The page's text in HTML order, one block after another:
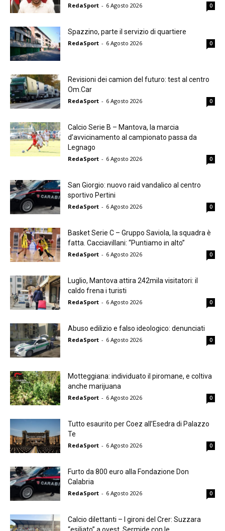
RedaSport - 6 Agosto 2026 0
Spazzino, parte il servizio di quartiere
RedaSport - 6 Agosto 2026 0
Revisioni dei camion del futuro: test al centro
Om.Car
RedaSport - 6 Agosto 2026 0
Calcio Serie B – Mantova, la marcia
d’avvicinamento al campionato passa da
Legnago
RedaSport - 6 Agosto 2026 0
San Giorgio: nuovo raid vandalico al centro
sportivo Pertini
RedaSport - 6 Agosto 2026 0
Basket Serie C – Gruppo Saviola, la squadra è
fatta. Cacciavillani: “Puntiamo in alto”
RedaSport - 6 Agosto 2026 0
Luglio, Mantova attira 242mila visitatori: il
caldo frena i turisti
RedaSport - 6 Agosto 2026 0
Abuso edilizio e falso ideologico: denunciati
RedaSport - 6 Agosto 2026 0
Motteggiana: individuato il piromane, e coltiva
anche marijuana
RedaSport - 6 Agosto 2026 0
Tutto esaurito per Coez all’Esedra di Palazzo
Te
RedaSport - 6 Agosto 2026 0
Furto da 800 euro alla Fondazione Don
Calabria
RedaSport - 6 Agosto 2026 0
Calcio dilettanti – I gironi del Crer: Suzzara
“esiliato” a ovest, Sermide con le...